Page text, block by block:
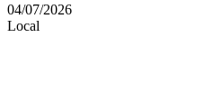
04/07/2026
Local